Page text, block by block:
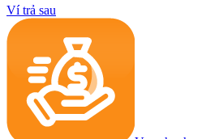
Ví trả sau